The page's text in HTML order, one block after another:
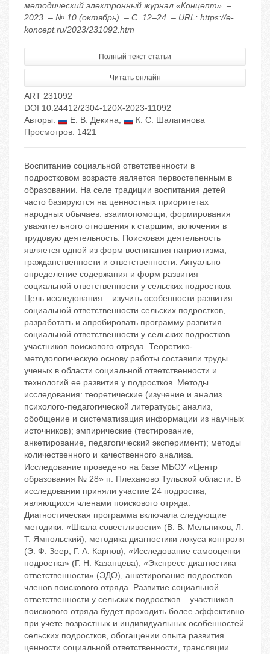
методический электронный журнал «Концепт». –
2023. – № 10 (октябрь). – С. 12–24. – URL: https://e-
koncept.ru/2023/231092.htm
Полный текст статьи
Читать онлайн
ART 231092
DOI 10.24412/2304-120X-2023-11092
Авторы:
Е. В. Декина,
К. С. Шалагинова
Просмотров: 1421
Воспитание социальной ответственности в
подростковом возрасте является первостепенным в
образовании. На селе традиции воспитания детей
часто базируются на ценностных приоритетах
народных обычаев: взаимопомощи, формирования
уважительного отношения к старшим, включения в
трудовую деятельность. Поисковая деятельность
является одной из форм воспитания патриотизма,
гражданственности и ответственности. Актуально
определение содержания и форм развития
социальной ответственности у сельских подростков.
Цель исследования – изучить особенности развития
социальной ответственности сельских подростков,
разработать и апробировать программу развития
социальной ответственности у сельских подростков –
участников поискового отряда. Теоретико-
методологическую основу работы составили труды
ученых в области социальной ответственности и
технологий ее развития у подростков. Методы
исследования: теоретические (изучение и анализ
психолого-педагогической литературы; анализ,
обобщение и систематизация информации из научных
источников); эмпирические (тестирование,
анкетирование, педагогический эксперимент); методы
количественного и качественного анализа.
Исследование проведено на базе МБОУ «Центр
образования № 28» п. Плеханово Тульской области. В
исследовании приняли участие 24 подростка,
являющихся членами поискового отряда.
Диагностическая программа включала следующие
методики: «Шкала совестливости» (В. В. Мельников, Л.
Т. Ямпольский), методика диагностики локуса контроля
(Э. Ф. Зеер, Г. А. Карпов), «Исследование самооценки
подростка» (Г. Н. Казанцева), «Экспресс-диагностика
ответственности» (ЭДО), анкетирование подростков –
членов поискового отряда. Развитие социальной
ответственности у сельских подростков – участников
поискового отряда будет проходить более эффективно
при учете возрастных и индивидуальных особенностей
сельских подростков, обогащении опыта развития
ценности социальной ответственности, трансляции